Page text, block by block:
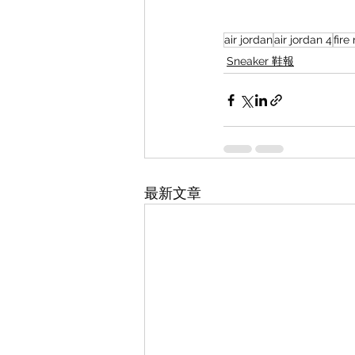
air jordanair jordan 4fire
Sneaker 鞋報
最新文章